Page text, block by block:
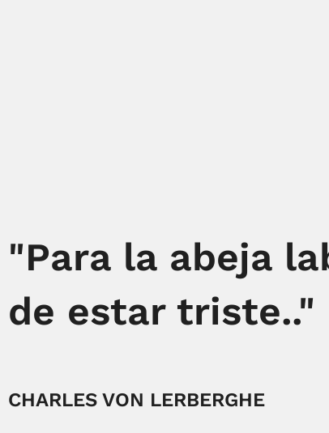
"Para la abeja
de estar triste.."
CHARLES VON LERBERGHE